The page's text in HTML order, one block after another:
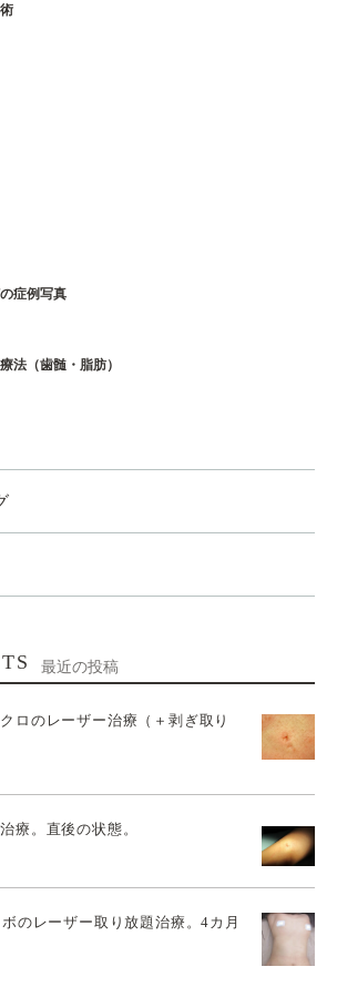
症例写真
法（歯髄・脂肪）
最近の投稿
ロのレーザー治療（＋剥ぎ取り
療。直後の状態。
のレーザー取り放題治療。4カ月